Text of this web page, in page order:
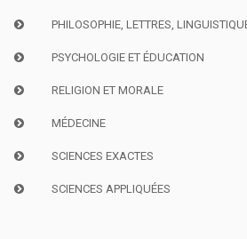
PHILOSOPHIE, LETTRES,
PSYCHOLOGIE ET ÉDUCATION
RELIGION ET MORALE
MÉDECINE
SCIENCES EXACTES
SCIENCES APPLIQUÉES